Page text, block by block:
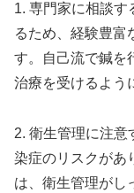
1. 専門家に相談す
るため、経験豊富
す。自己流で鍼を
治療を受けるよう
2. 衛生管理に注意
染症のリスクがあ
は、衛生管理がし